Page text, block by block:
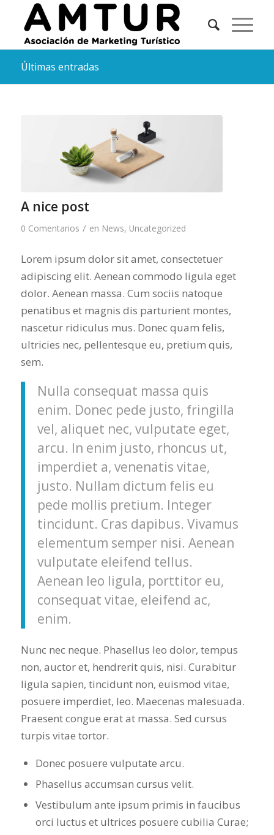
Últimas entradas
A nice post
0 Comentarios / en News, Uncategorized
Lorem ipsum dolor sit amet, consectetuer
adipiscing elit. Aenean commodo ligula eget
dolor. Aenean massa. Cum sociis natoque
penatibus et magnis dis parturient montes,
nascetur ridiculus mus. Donec quam felis,
ultricies nec, pellentesque eu, pretium quis,
sem.
Nulla consequat massa quis
enim. Donec pede justo, fringilla
vel, aliquet nec, vulputate eget,
arcu. In enim justo, rhoncus ut,
imperdiet a, venenatis vitae,
justo. Nullam dictum felis eu
pede mollis pretium. Integer
tincidunt. Cras dapibus. Vivamus
elementum semper nisi. Aenean
vulputate eleifend tellus.
Aenean leo ligula, porttitor eu,
consequat vitae, eleifend ac,
enim.
Nunc nec neque. Phasellus leo dolor, tempus
non, auctor et, hendrerit quis, nisi. Curabitur
ligula sapien, tincidunt non, euismod vitae,
posuere imperdiet, leo. Maecenas malesuada.
Praesent congue erat at massa. Sed cursus
turpis vitae tortor.
Donec posuere vulputate arcu.
Phasellus accumsan cursus velit.
Vestibulum ante ipsum primis in faucibus
orci luctus et ultrices posuere cubilia Curae;